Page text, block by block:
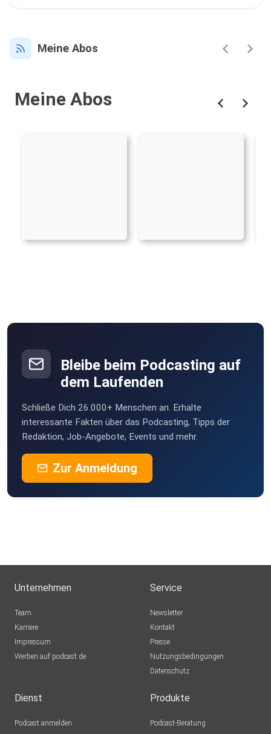
Meine Abos
Meine Abos
Bleibe beim Podcasting auf
dem Laufenden
Schließe Dich 26.000+ Menschen an. Erhalte
interessante Fakten über das Podcasting, Tipps der
Redaktion, Job-Angebote, Events und mehr.
Zur Anmeldung
Unternehmen
Team
Karriere
Impressum
Werben auf podcast.de
Service
Newsletter
Kontakt
Presse
Nutzungsbedingungen
Datenschutz
Dienst
Podcast anmelden
Produkte
Podcast-Beratung